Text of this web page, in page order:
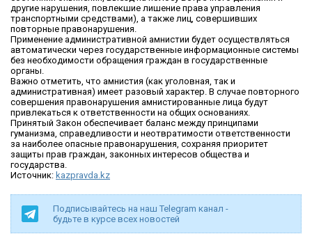
другие нарушения, повлекшие лишение права управления
транспортными средствами), а также лиц, совершивших
повторные правонарушения.
Применение административной амнистии будет осуществляться
автоматически через государственные информационные системы
без необходимости обращения граждан в государственные
органы.
Важно отметить, что амнистия (как уголовная, так и
административная) имеет разовый характер. В случае повторного
совершения правонарушения амнистированные лица будут
привлекаться к ответственности на общих основаниях.
Принятый Закон обеспечивает баланс между принципами
гуманизма, справедливости и неотвратимости ответственности
за наиболее опасные правонарушения, сохраняя приоритет
защиты прав граждан, законных интересов общества и
государства.
Источник: kazpravda.kz
Подписывайтесь на наш Telegram канал -
будьте в курсе всех новостей